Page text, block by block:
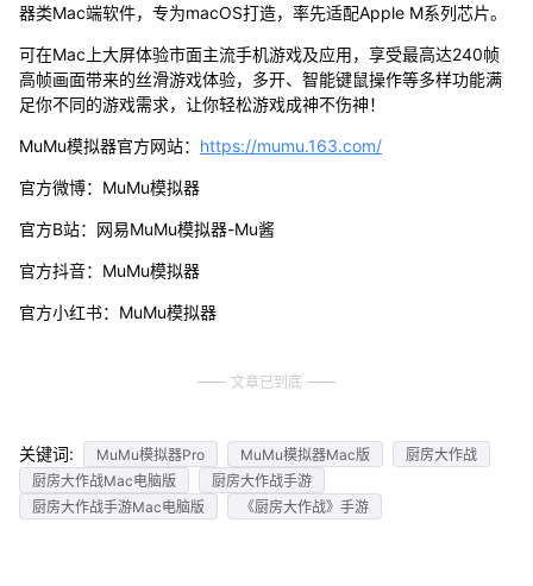
器类Mac端软件，专为macOS打造，率先适配Apple M系列芯片。
可在Mac上大屏体验市面主流手机游戏及应用，享受最高达240帧
高帧画面带来的丝滑游戏体验，多开、智能键鼠操作等多样功能满
足你不同的游戏需求，让你轻松游戏成神不伤神！
MuMu模拟器官方网站： https://mumu.163.com/
官方微博：MuMu模拟器
官方B站：网易MuMu模拟器-Mu酱
官方抖音：MuMu模拟器
官方小红书：MuMu模拟器
文章已到底
关键词: MuMu模拟器Pro MuMu模拟器Mac版
厨房大作战
厨房大作战Mac电脑版
厨房大作战手游
厨房大作战手游Mac电脑版
《厨房大作战》手游